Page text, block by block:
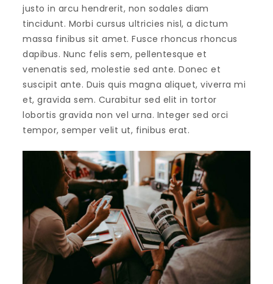
justo in arcu hendrerit, non sodales diam
tincidunt. Morbi cursus ultricies nisl, a dictum
massa finibus sit amet. Fusce rhoncus rhoncus
dapibus. Nunc felis sem, pellentesque et
venenatis sed, molestie sed ante. Donec et
suscipit ante. Duis quis magna aliquet, viverra mi
et, gravida sem. Curabitur sed elit in tortor
lobortis gravida non vel urna. Integer sed orci
tempor, semper velit ut, finibus erat.